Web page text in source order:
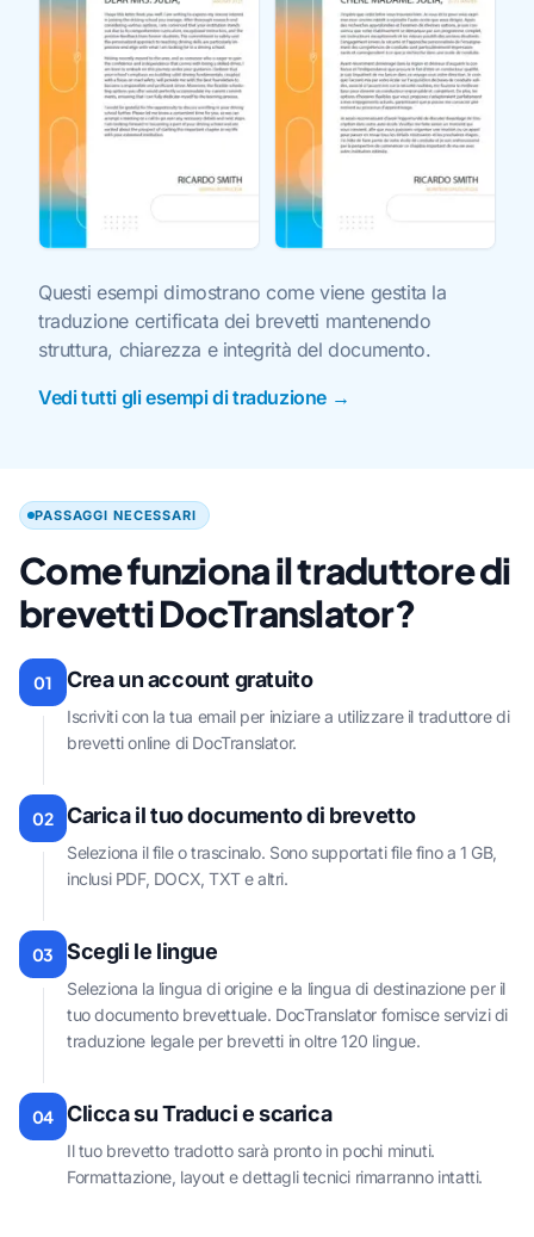
Questi esempi dimostrano come viene gestita la
traduzione certificata dei brevetti mantenendo
struttura, chiarezza e integrità del documento.
Vedi tutti gli esempi di traduzione →
PASSAGGI NECESSARI
Come funziona il traduttore di
brevetti DocTranslator?
01 Crea un account gratuito
Iscriviti con la tua email per iniziare a utilizzare il traduttore di
brevetti online di DocTranslator.
02 Carica il tuo documento di brevetto
Seleziona il file o trascinalo. Sono supportati file fino a 1 GB,
inclusi PDF, DOCX, TXT e altri.
03 Scegli le lingue
Seleziona la lingua di origine e la lingua di destinazione per il
tuo documento brevettuale. DocTranslator fornisce servizi di
traduzione legale per brevetti in oltre 120 lingue.
04 Clicca su Traduci e scarica
Il tuo brevetto tradotto sarà pronto in pochi minuti.
Formattazione, layout e dettagli tecnici rimarranno intatti.